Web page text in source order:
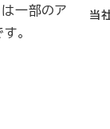
一部のア
。
当